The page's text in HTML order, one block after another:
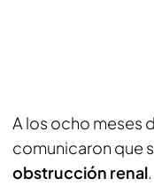
A los ocho meses
comunicaron que
obstrucción renal